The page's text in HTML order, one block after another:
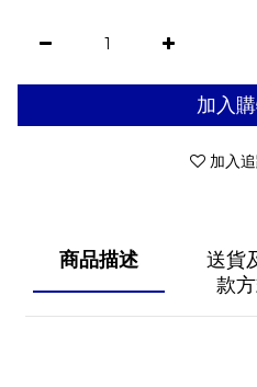
加入
加入
商品描述
送貨
款